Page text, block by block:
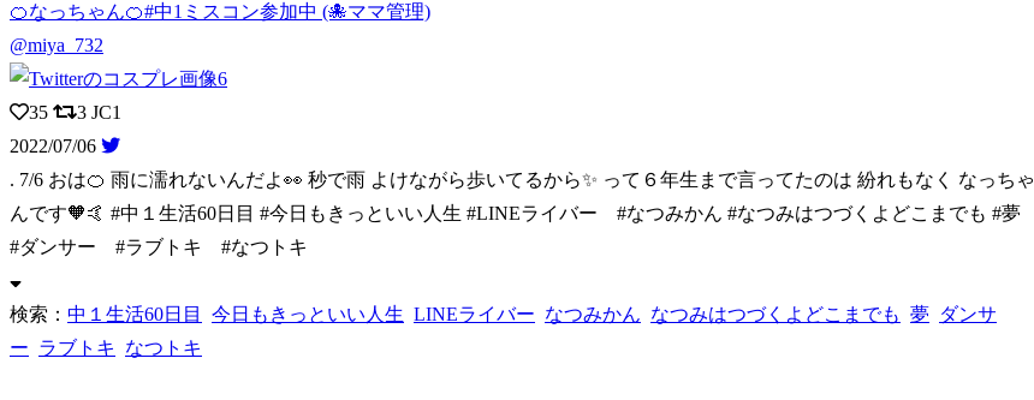
🍊なっちゃん🍊#中1ミスコン参加中 (🐙ママ管理)
@miya_732
35 3 JC1
2022/07/06
. 7/6 おは🍊 雨に濡れないんだよ👀 秒で雨 よけながら歩いてるから✨ って６年生まで言ってたのは 紛れもなく なっちゃ
んです🧡🤙 #中１生活60日目 #今日もきっといい人生 #LINEライバー #なつみかん #なつみはつづくよどこまでも #夢
#ダンサー #ラブトキ #なつトキ
検索： 中１生活60日目 今日もきっといい人生 LINEライバー なつみかん なつみはつづくよどこまでも 夢 ダンサ
ー ラブトキ なつトキ